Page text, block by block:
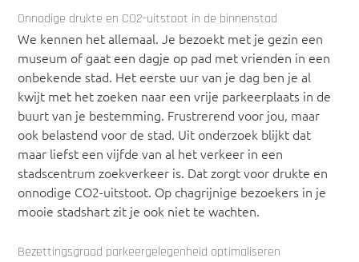
Onnodige drukte en CO2-uitstoot in de binnenstad
We kennen het allemaal. Je bezoekt met je gezin een
museum of gaat een dagje op pad met vrienden in een
onbekende stad. Het eerste uur van je dag ben je al
kwijt met het zoeken naar een vrije parkeerplaats in de
buurt van je bestemming. Frustrerend voor jou, maar
ook belastend voor de stad. Uit onderzoek blijkt dat
maar liefst een vijfde van al het verkeer in een
stadscentrum zoekverkeer is. Dat zorgt voor drukte en
onnodige CO2-uitstoot. Op chagrijnige bezoekers in je
mooie stadshart zit je ook niet te wachten.
Bezettingsgraad parkeergelegenheid optimaliseren